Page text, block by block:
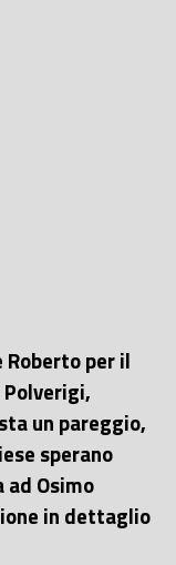
per il
un pareggio,
sperano
ad Osimo
in dettaglio